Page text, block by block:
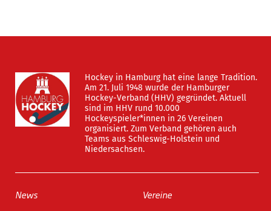
Hockey in Hamburg hat eine lange Tradition.
Am 21. Juli 1948 wurde der Hamburger
Hockey-Verband (HHV) gegründet. Aktuell
sind im HHV rund 10.000
Hockeyspieler*innen in 26 Vereinen
organisiert. Zum Verband gehören auch
Teams aus Schleswig-Holstein und
Niedersachsen.
News
Vereine